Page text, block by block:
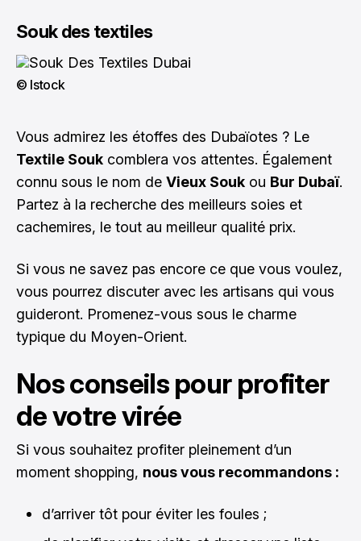
Souk des textiles
© Istock
Vous admirez les étoffes des Dubaïotes ? Le
Textile Souk comblera vos attentes. Également
connu sous le nom de Vieux Souk ou Bur Dubaï.
Partez à la recherche des meilleurs soies et
cachemires, le tout au meilleur qualité prix.
Si vous ne savez pas encore ce que vous voulez,
vous pourrez discuter avec les artisans qui vous
guideront. Promenez-vous sous le charme
typique du Moyen-Orient.
Nos conseils pour profiter
de votre virée
Si vous souhaitez profiter pleinement d’un
moment shopping, nous vous recommandons :
d’arriver tôt pour éviter les foules ;